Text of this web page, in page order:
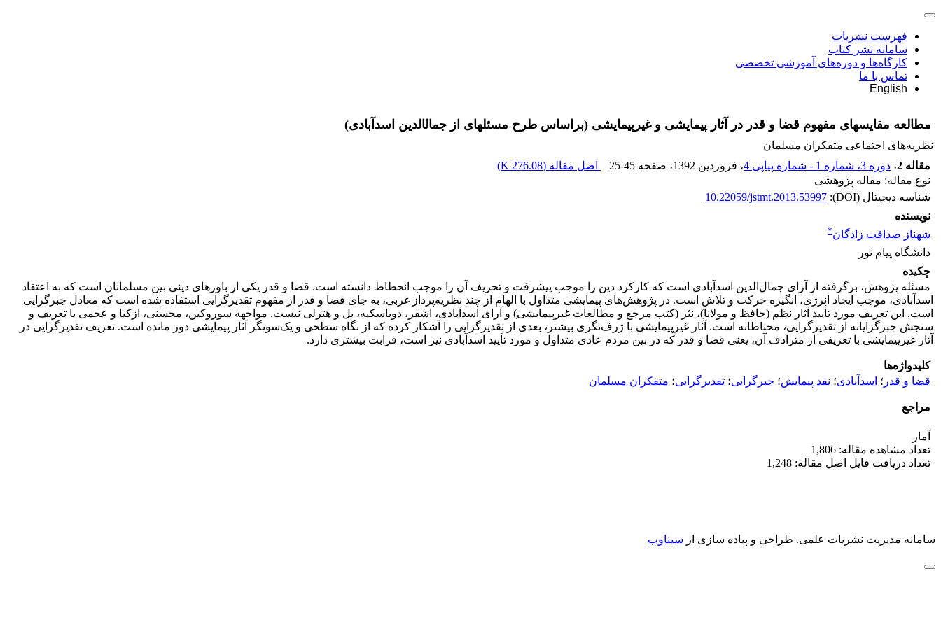
فهرست نشریات
سامانه نشر کتاب
کارگاه‌ها و دوره‌های آموزشی تخصصی
تماس با ما
English
مطالعه مقایسه‏ای مفهوم قضا و قدر در آثار پیمایشی و غیرپیمایشی (براساس طرح مسئله‏ای از جمال‏الدین اسدآبادی)
نظریه‌های اجتماعی متفکران مسلمان
مقاله 2
، دوره 3، شماره 1 - شماره پیاپی 4 ، فروردین 1392 ، صفحه 25-45 اصل مقاله (276.08 K
)
نوع مقاله: مقاله پژوهشی
شناسه دیجیتال (DOI):
10.22059/jstmt.2013.53997
نویسنده
شهناز صداقت زادگان*
دانشگاه پیام نور
چکیده
مسئله پژوهش، برگرفته از آرای جمال‌الدین اسدآبادی است که کارکرد دین را موجب پیشرفت و تحریف آن را موجب انحطاط دانسته است. قضا و قدر یکی از باورهای دینی بین مسلمانان است که به اعتقاد
اسدآبادی، موجب ایجاد انرژی، انگیزه حرکت و تلاش است. در پژوهش‌های پیمایشی متداول با الهام از چند نظریه‌پرداز غربی، به جای قضا و قدر از مفهوم تقدیرگرایی استفاده شده است که معادل جبرگرایی
است. این تعریف مورد تأیید آثار نظم (حافظ و مولانا)، نثر (کتب مرجع و مطالعات غیرپیمایشی) و آرای اسدآبادی، اشقر، دوباسکیه، بل و هترلی نیست. مواجهه سوروکین، محسنی، ازکیا و عجمی با تعریف و
سنجش جبرگرایانه از تقدیرگرایی، محتاطانه است. آثار ‌‌‌غیر‌پیمایشی با ژرف‌نگری بیشتر، بعدی از تقدیرگرایی را آشکار کرده که از نگاه سطحی و یک‌سونگر آثار پیمایشی دور مانده است. تعریف تقدیرگرایی در
آثار ‌‌‌غیر‌پیمایشی با تعریفی از مترادف آن، یعنی قضا و قدر که در بین مردم عادی متداول و مورد تأیید اسدآبادی نیز است، قرابت بیشتری دارد.
کلیدواژه‌ها
قضا و قدر ؛ اسدآبادی؛ نقد پیمایش؛ جبرگرایی؛ تقدیرگرایی؛ متفکران مسلمان
مراجع
آمار
تعداد مشاهده مقاله: 1,806
تعداد دریافت فایل اصل مقاله: 1,248
سامانه مدیریت نشریات علمی. طراحی و پیاده سازی از سیناوب